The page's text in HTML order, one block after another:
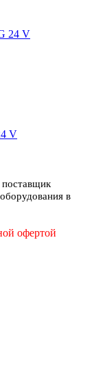
24 V
V
в
офертой